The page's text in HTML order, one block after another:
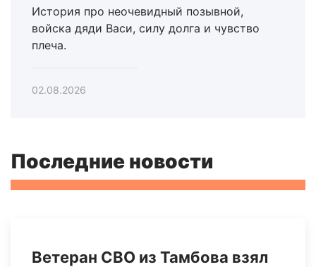
История про неочевидный позывной,
войска дяди Васи, силу долга и чувство
плеча.
02.08.2026
Последние новости
Ветеран СВО из Тамбова взял